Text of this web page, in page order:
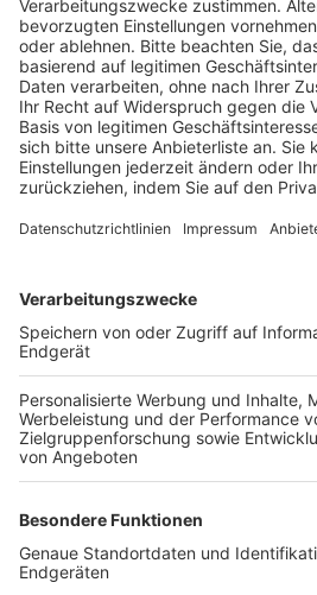
Schulungsangebot Vereinsmitarbeiter
BFV-Geschäftsstellen
Trainerbörse
Login SpielPlus
FOLGE DEM BFV
TOP-VEREINE
TOP-PARTNER